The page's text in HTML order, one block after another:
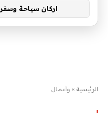
الرئيسية » وأعمال
اركان سياحة وسفر